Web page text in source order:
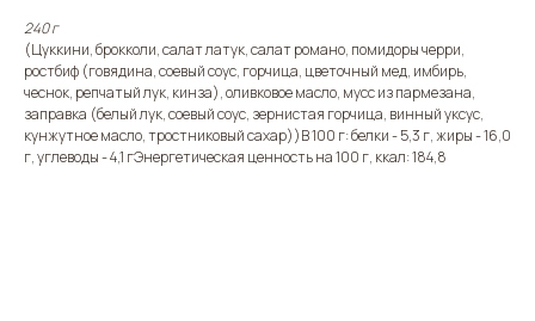
240 г
(Цуккини, брокколи, салат латук, салат романо, помидоры черри,
ростбиф (говядина, соевый соус, горчица, цветочный мед, имбирь,
чеснок, репчатый лук, кинза), оливковое масло, мусс из пармезана,
заправка (белый лук, соевый соус, зернистая горчица, винный уксус,
кунжутное масло, тростниковый сахар))В 100 г: белки - 5,3 г, жиры - 16,0
г, углеводы - 4,1 гЭнергетическая ценность на 100 г, ккал: 184,8